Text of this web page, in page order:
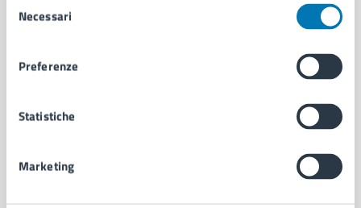
delNecessari
Preferenze
Statistiche
Marketing
Personale amministrativo
Autorizzazioni